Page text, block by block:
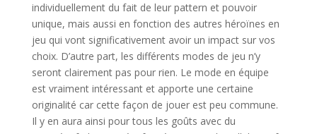
individuellement du fait de leur pattern et pouvoir
unique, mais aussi en fonction des autres héroïnes en
jeu qui vont significativement avoir un impact sur vos
choix. D’autre part, les différents modes de jeu n’y
seront clairement pas pour rien. Le mode en équipe
est vraiment intéressant et apporte une certaine
originalité car cette façon de jouer est peu commune.
Il y en aura ainsi pour tous les goûts avec du